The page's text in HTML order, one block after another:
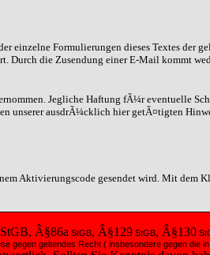
einzelne Formulierungen dieses Textes der
die Zusendung einer E-Mail kommt
Jegliche Haftung fÃ¼r eventuelle
unserer ausdrÃ¼cklich hier getÃ¤tigten
Aktivierungscode gesendet wird. Mit
Â§86a StGB, Â§129StGB, Â§130
geltendes Recht ( insbesondere gegen die